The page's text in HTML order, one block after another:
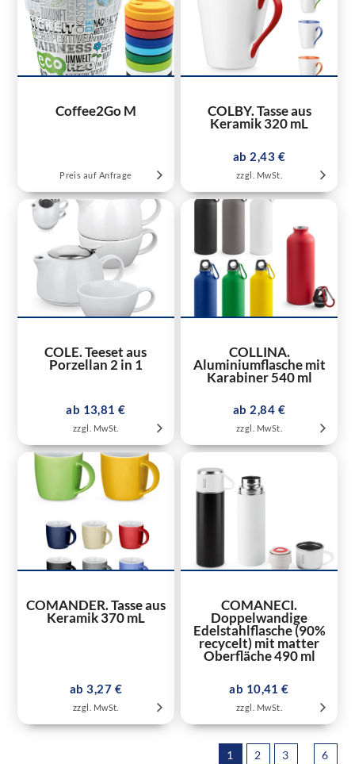
Coffee2Go M
Preis auf Anfrage
COLBY. Tasse aus
Keramik 320 mL
ab 2,43 €
zzgl. MwSt.
COLE. Teeset aus
Porzellan 2 in 1
ab 13,81 €
zzgl. MwSt.
COLLINA.
Aluminiumflasche mit
Karabiner 540 ml
ab 2,84 €
zzgl. MwSt.
COMANDER. Tasse aus
Keramik 370 mL
ab 3,27 €
zzgl. MwSt.
COMANECI.
Doppelwandige
Edelstahlflasche (90%
recycelt) mit matter
Oberfläche 490 ml
ab 10,41 €
zzgl. MwSt.
1 2 3 6